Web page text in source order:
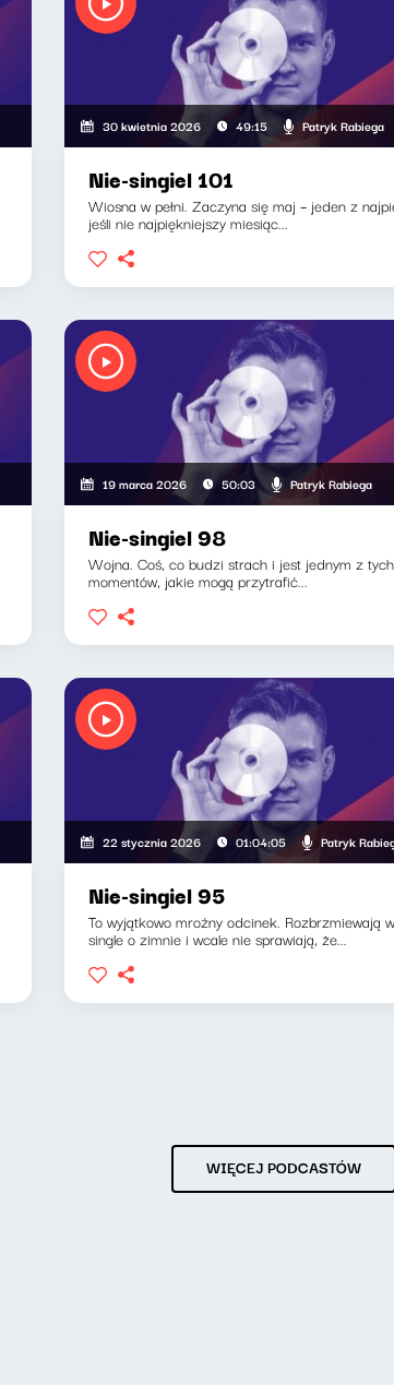
30 kwietnia 2026 49:15 Patryk Rabiega
Nie-singiel 101
Wiosna w pełni. Zaczyna się maj – jeden z
jeśli nie najpiękniejszy miesiąc...
19 marca 2026 50:03 Patryk Rabiega
Nie-singiel 98
Wojna. Coś, co budzi strach i jest jednym z
momentów, jakie mogą przytrafić...
22 stycznia 2026 01:04:05 Patryk
Nie-singiel 95
To wyjątkowo mroźny odcinek. Rozbrzmiewają
single o zimnie i wcale nie sprawiają, że...
WIĘCEJ PODCASTÓW